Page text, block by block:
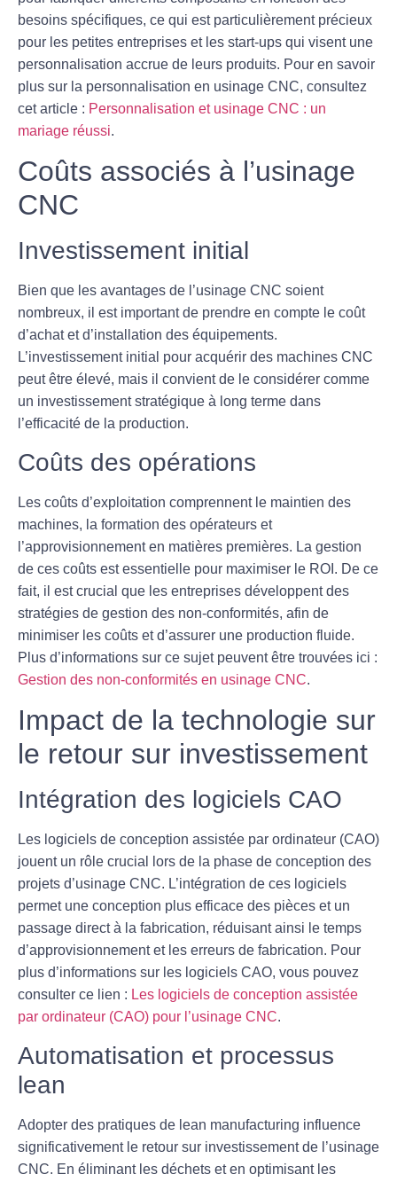
besoins spécifiques, ce qui est particulièrement précieux
pour les petites entreprises et les start-ups qui visent une
personnalisation accrue de leurs produits. Pour en savoir
plus sur la personnalisation en usinage CNC, consultez
cet article : Personnalisation et usinage CNC : un
mariage réussi.
Coûts associés à l’usinage
CNC
Investissement initial
Bien que les avantages de l’usinage CNC soient
nombreux, il est important de prendre en compte le coût
d’achat et d’installation des équipements.
L’investissement initial pour acquérir des machines CNC
peut être élevé, mais il convient de le considérer comme
un investissement stratégique à long terme dans
l’efficacité de la production.
Coûts des opérations
Les coûts d’exploitation comprennent le maintien des
machines, la formation des opérateurs et
l’approvisionnement en matières premières. La gestion
de ces coûts est essentielle pour maximiser le ROI. De ce
fait, il est crucial que les entreprises développent des
stratégies de gestion des non-conformités, afin de
minimiser les coûts et d’assurer une production fluide.
Plus d’informations sur ce sujet peuvent être trouvées ici :
Gestion des non-conformités en usinage CNC.
Impact de la technologie sur
le retour sur investissement
Intégration des logiciels CAO
Les logiciels de conception assistée par ordinateur (CAO)
jouent un rôle crucial lors de la phase de conception des
projets d’usinage CNC. L’intégration de ces logiciels
permet une conception plus efficace des pièces et un
passage direct à la fabrication, réduisant ainsi le temps
d’approvisionnement et les erreurs de fabrication. Pour
plus d’informations sur les logiciels CAO, vous pouvez
consulter ce lien : Les logiciels de conception assistée
par ordinateur (CAO) pour l’usinage CNC.
Automatisation et processus
lean
Adopter des pratiques de lean manufacturing influence
significativement le retour sur investissement de l’usinage
CNC. En éliminant les déchets et en optimisant les